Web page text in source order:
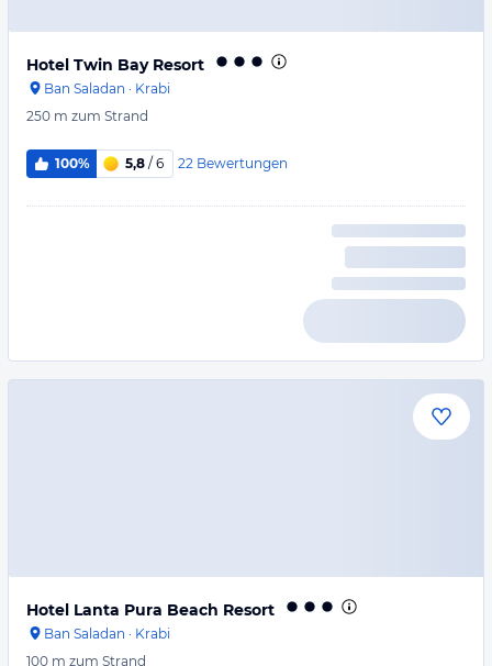
Hotel Twin Bay Resort
Ban Saladan · Krabi
250 m zum Strand
100% 5,8 / 6 22 Bewertungen
Hotel Lanta Pura Beach Resort
Ban Saladan · Krabi
100 m zum Strand